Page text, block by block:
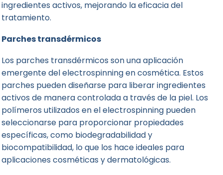
ingredientes activos, mejorando la eficacia del
tratamiento.
Parches transdérmicos
Los parches transdérmicos son una aplicación
emergente del electrospinning en cosmética. Estos
parches pueden diseñarse para liberar ingredientes
activos de manera controlada a través de la piel. Los
polímeros utilizados en el electrospinning pueden
seleccionarse para proporcionar propiedades
específicas, como biodegradabilidad y
biocompatibilidad, lo que los hace ideales para
aplicaciones cosméticas y dermatológicas.